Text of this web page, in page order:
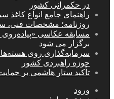
در حکمرانی کشور
راهنمای جامع انواع کاغذ
روزنامه؛ مشخصات فنی،
مسابقه عکاسی «پیاده‌روی
برگزار می شود
حوزه راهبردی کشور
تأکید ستار هاشمی بر
ورود